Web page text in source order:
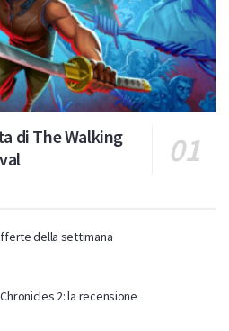
di The Walking
della settimana
2: la recensione